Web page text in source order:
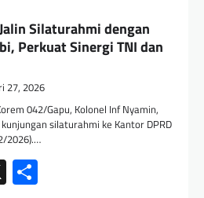
Silaturahmi dengan
Perkuat Sinergi TNI dan
27, 2026
042/Gapu, Kolonel Inf Nyamin,
silaturahmi ke Kantor DPRD
2026).…
X